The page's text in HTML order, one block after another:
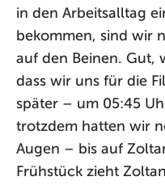
in den Arbeitsalltag
bekommen, sind wir
auf den Beinen. Gut,
dass wir uns für die
später – um 05:45
trotzdem hatten wir
Augen – bis auf
Frühstück zieht